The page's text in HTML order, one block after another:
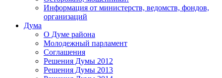
Информация от министерств, ведомств, фондов,
организаций
Дума
О Думе района
Молодежный парламент
Соглашения
Решения Думы 2012
Решения Думы 2013